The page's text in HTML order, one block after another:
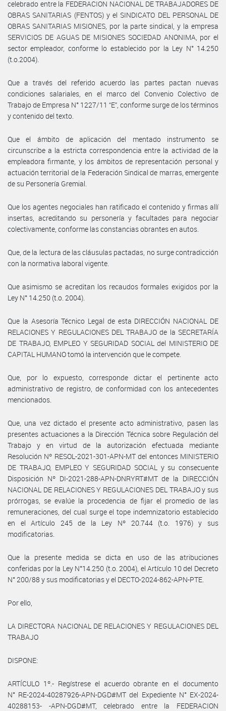
celebrado entre la FEDERACION NACIONAL DE TRABAJADORES DE
OBRAS SANITARIAS (FENTOS) y el SINDICATO DEL PERSONAL DE
OBRAS SANITARIAS MISIONES, por la parte sindical, y la empresa
SERVICIOS DE AGUAS DE MISIONES SOCIEDAD ANONIMA, por el
sector empleador, conforme lo establecido por la Ley N° 14.250
(t.o.2004).
Que a través del referido acuerdo las partes pactan nuevas
condiciones salariales, en el marco del Convenio Colectivo de
Trabajo de Empresa N° 1227/11 “E”, conforme surge de los términos
y contenido del texto.
Que el ámbito de aplicación del mentado instrumento se
circunscribe a la estricta correspondencia entre la actividad de la
empleadora firmante, y los ámbitos de representación personal y
actuación territorial de la Federación Sindical de marras, emergente
de su Personería Gremial.
Que los agentes negociales han ratificado el contenido y firmas allí
insertas, acreditando su personería y facultades para negociar
colectivamente, conforme las constancias obrantes en autos.
Que, de la lectura de las cláusulas pactadas, no surge contradicción
con la normativa laboral vigente.
Que asimismo se acreditan los recaudos formales exigidos por la
Ley N° 14.250 (t.o. 2004).
Que la Asesoría Técnico Legal de esta DIRECCIÓN NACIONAL DE
RELACIONES Y REGULACIONES DEL TRABAJO de la SECRETARÍA
DE TRABAJO, EMPLEO Y SEGURIDAD SOCIAL del MINISTERIO DE
CAPITAL HUMANO tomó la intervención que le compete.
Que, por lo expuesto, corresponde dictar el pertinente acto
administrativo de registro, de conformidad con los antecedentes
mencionados.
Que, una vez dictado el presente acto administrativo, pasen las
presentes actuaciones a la Dirección Técnica sobre Regulación del
Trabajo y en virtud de la autorización efectuada mediante
Resolución Nº RESOL-2021-301-APN-MT del entonces MINISTERIO
DE TRABAJO, EMPLEO Y SEGURIDAD SOCIAL y su consecuente
Disposición Nº DI-2021-288-APN-DNRYRT#MT de la DIRECCIÓN
NACIONAL DE RELACIONES Y REGULACIONES DEL TRABAJO y sus
prórrogas, se evalúe la procedencia de fijar el promedio de las
remuneraciones, del cual surge el tope indemnizatorio establecido
en el Artículo 245 de la Ley Nº 20.744 (t.o. 1976) y sus
modificatorias.
Que la presente medida se dicta en uso de las atribuciones
conferidas por la Ley N°14.250 (t.o. 2004), el Artículo 10 del Decreto
N° 200/88 y sus modificatorias y el DECTO-2024-862-APN-PTE.
Por ello,
LA DIRECTORA NACIONAL DE RELACIONES Y REGULACIONES DEL
TRABAJO
DISPONE:
ARTÍCULO 1º.- Regístrese el acuerdo obrante en el documento
N° RE-2024-40287926-APN-DGD#MT del Expediente N° EX-2024-
40288153- -APN-DGD#MT, celebrado entre la FEDERACION